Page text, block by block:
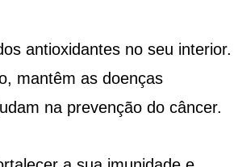
antioxidantes no seu interior.
mantêm as doenças
na prevenção do câncer.